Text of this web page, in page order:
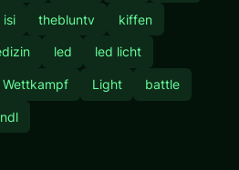
isi thebluntv kiffen
led led licht
Wettkampf Light battle
ndl